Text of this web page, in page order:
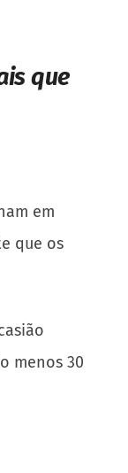
que
em
que os
menos 30